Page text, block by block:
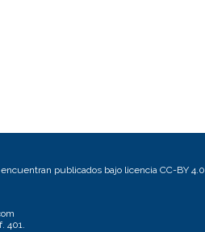
publicados bajo licencia CC-BY 4.0
401.